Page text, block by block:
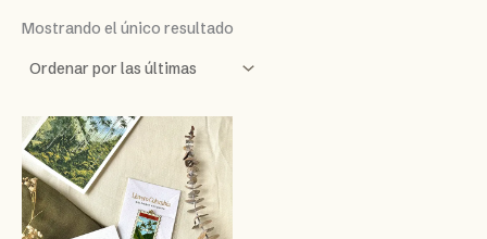
Mostrando el único resultado